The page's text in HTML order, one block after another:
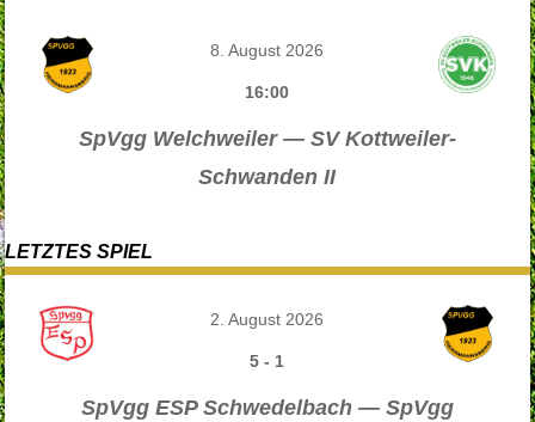
8. August 2026
16:00
SpVgg Welchweiler — SV Kottweiler-
Schwanden II
LETZTES SPIEL
2. August 2026
5 - 1
SpVgg ESP Schwedelbach — SpVgg